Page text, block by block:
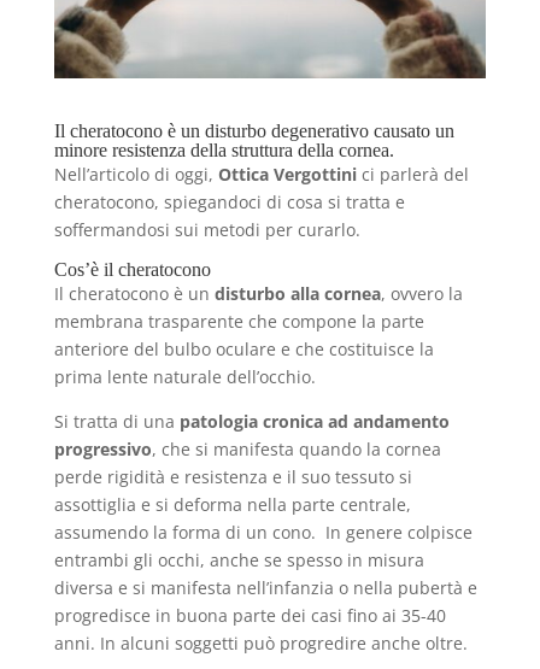
Il cheratocono è un disturbo degenerativo causato un
minore resistenza della struttura della cornea.
Nell’articolo di oggi, Ottica Vergottinici parlerà del
cheratocono, spiegandoci di cosa si tratta e
soffermandosi sui metodi per curarlo.
Cos’è il cheratocono
Il cheratocono è un disturbo alla cornea, ovvero la
membrana trasparente che compone la parte
anteriore del bulbo oculare e che costituisce la
prima lente naturale dell’occhio.
Si tratta di una patologia cronica ad andamento
progressivo, che si manifesta quando la cornea
perde rigidità e resistenza e il suo tessuto si
assottiglia e si deforma nella parte centrale,
assumendo la forma di un cono. In genere colpisce
entrambi gli occhi, anche se spesso in misura
diversa e si manifesta nell’infanzia o nella pubertà e
progredisce in buona parte dei casi fino ai 35-40
anni. In alcuni soggetti può progredire anche oltre.